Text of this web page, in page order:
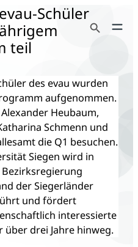
Search Button
Schüler
teil
des evau wurden
aufgenommen.
Heubaum,
Schmenn und
die Q1 besuchen.
Siegen wird in
der Siegerländer
und fördert
interessierte
über drei Jahre hinweg.